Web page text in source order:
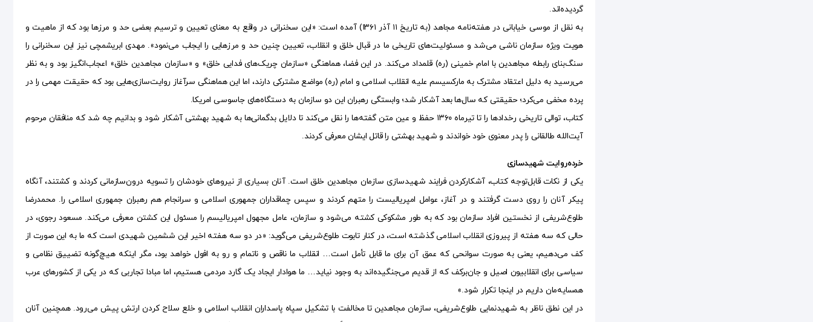
گردیده‌اند.
به نقل از موسی خیابانی در هفته‌نامه مجاهد (به تاریخ ۱۱ آذر ۱۳۶۱) آمده است: «این سخنرانی در واقع به معنای تعیین و ترسیم بعضی حد و مرز‌ها بود که از ماهیت و
هویت ویژه سازمان ناشی می‌شد و مسئولیت‌های تاریخی ما در قبال خلق و انقلاب، تعیین چنین حد و مرز‌هایی را ایجاب می‌نمود». مهدی ابریشمچی نیز این سخنرانی را
سنگ‌بنای رابطه مجاهدین با امام خمینی (ره) قلمداد می‌کند. در این فضا، هماهنگی «سازمان چریک‌های فدایی خلق» و «سازمان مجاهدین خلق» اعجاب‌انگیز بود و به نظر
می‌رسید به دلیل اعتقاد مشترک به مارکسیسم علیه انقلاب اسلامی و امام (ره) مواضع مشترکی دارند، اما این هماهنگی سرآغاز روایت‌سازی‌هایی بود که حقیقت مهمی را در
پرده مخفی می‌کرد؛ حقیقتی که سال‌ها بعد آشکار شد؛ وابستگی رهبران این دو سازمان به دستگاه‌های جاسوسی امریکا.
کتاب، توالی تاریخی رخداد‌ها را تا تیرماه ۱۳۶۰ حفظ و عین متن گفته‌ها را نقل می‌کند تا دلایل بدگمانی‌ها به شهید بهشتی آشکار شود و بدانیم چه شد که منافقان مرحوم
آیت‌الله طالقانی را پدر معنوی خود خواندند و شهید بهشتی را قاتل ایشان معرفی کردند.
خرده‌روایت شهیدسازی
یکی از نکات قابل‌توجه کتاب، آشکارکردن فرایند شهیدسازی سازمان مجاهدین خلق است. آنان بسیاری از نیرو‌های خودشان را تسویه درون‌سازمانی کردند و کشتند، آنگاه
پیکر آنان را روی دست گرفتند و در آغاز، عوامل امپریالیست را متهم کردند و سپس چماقداران جمهوری اسلامی و سرانجام هم رهبران جمهوری اسلامی را. محمدرضا
طلوع‌شریفی از نخستین افراد سازمان بود که به طور مشکوکی کشته می‌شود و سازمان، عامل مجهول امپریالیسم را مسئول این کشتن معرفی می‌کند. مسعود رجوی، در
حالی که سه هفته از پیروزی انقلاب اسلامی گذشته است، در کنار تابوت طلوع‌شریفی می‌گوید: «در دو سه هفته اخیر این ششمین شهیدی است که ما به این صورت از
کف می‌دهیم، یعنی به صورت سوانحی که عمق آن برای ما قابل تأمل است… انقلاب ما ناقص و ناتمام و رو به افول خواهد بود، مگر اینکه هیچ‌گونه تضییق نظامی و
سیاسی برای انقلابیون اصیل و جان‌برکف که از قدیم می‌جنگیده‌اند به وجود نیاید… ما هوادار ایجاد یک گارد مردمی هستیم، اما مبادا تجاربی که در یکی از کشور‌های عرب
همسایه‌مان داریم در اینجا تکرار شود.»
در این نطق ناظر به شهیدنمایی طلوع‌شریفی، سازمان مجاهدین تا مخالفت با تشکیل سپاه پاسداران انقلاب اسلامی و خلع سلاح کردن ارتش پیش می‌رود. همچنین آنان